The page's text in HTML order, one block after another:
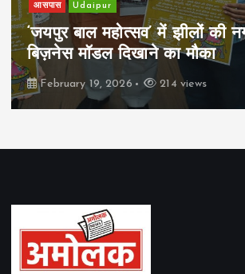
आसपास Udaipur
‘जयपुर बाल महोत्सव’ में झीलों की
बिज़नेस मॉडल दिखाने का मौका
February 19, 2026 214 views